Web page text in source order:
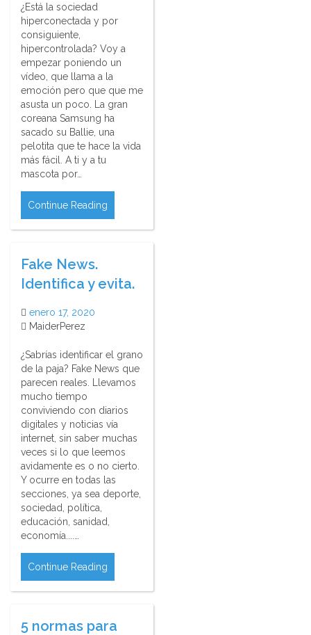
¿Está la sociedad
hiperconectada y por
consiguiente,
hipercontrolada? Voy a
empezar poniendo un
vídeo, que llama a la
emoción pero que que me
asusta un poco. La gran
coreana Samsung ha
sacado su Ballie, una
pelotita que te hace la vida
más fácil. A ti y a tu
mascota por…
Continue Reading
Fake News.
Identifica y evita.
enero 17, 2020
MaiderPerez
¿Sabrías identificar el grano
de la paja? Fake News que
parecen reales. Llevamos
mucho tiempo
conviviendo con diarios
digitales y noticias vía
internet, sin saber muchas
veces si lo que leemos
avidamente es o no cierto.
Y ocurre en todas las
secciones, ya sea deporte,
sociedad, política,
educación, sanidad,
economía....…
Continue Reading
5 normas para